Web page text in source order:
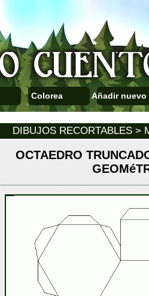
Colorea Añadir nuevo
DIBUJOS RECORTABLES >
OCTAEDRO